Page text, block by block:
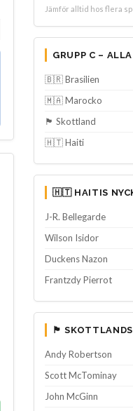
Jämför alltid hos flera
GRUPP C –
🇧🇷 Brasilien
🇲🇦 Marocko
🏴󠁧󠁢󠁳󠁣󠁴󠁿 Skottland
🇭🇹 Haiti
🇭🇹 HAITIS
J-R. Bellegarde
Wilson Isidor
Duckens Nazon
Frantzdy Pierrot
🏴󠁧󠁢󠁳󠁣󠁴󠁿
Andy Robertson
Scott McTominay
John McGinn